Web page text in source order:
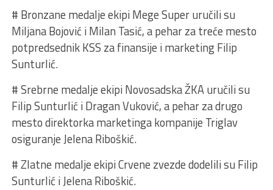
# Bronzane medalje ekipi Mege Super uručili su
Miljana Bojović i Milan Tasić, a pehar za treće mesto
potpredsednik KSS za finansije i marketing Filip
Sunturlić.
# Srebrne medalje ekipi Novosadska ŽKA uručili su
Filip Sunturlić i Dragan Vuković, a pehar za drugo
mesto direktorka marketinga kompanije Triglav
osiguranje Jelena Riboškić.
# Zlatne medalje ekipi Crvene zvezde dodelili su Filip
Sunturlić i Jelena Riboškić.